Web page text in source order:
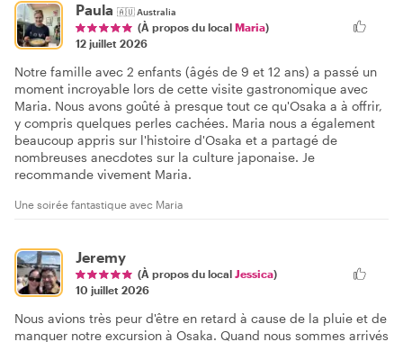
Paula 🇦🇺Australia
(À propos du local Maria)
12 juillet 2026
Notre famille avec 2 enfants (âgés de 9 et 12 ans) a passé un
moment incroyable lors de cette visite gastronomique avec
Maria. Nous avons goûté à presque tout ce qu'Osaka a à offrir,
y compris quelques perles cachées. Maria nous a également
beaucoup appris sur l'histoire d'Osaka et a partagé de
nombreuses anecdotes sur la culture japonaise. Je
recommande vivement Maria.
Une soirée fantastique avec Maria
Jeremy
(À propos du local Jessica)
10 juillet 2026
Nous avions très peur d'être en retard à cause de la pluie et de
manquer notre excursion à Osaka. Quand nous sommes arrivés